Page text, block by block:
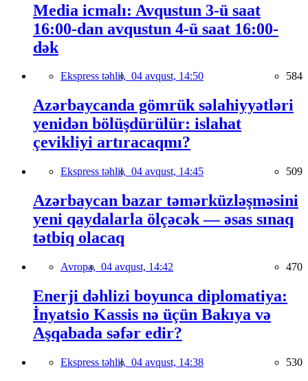
Media icmalı: Avqustun 3-ü saat
16:00-dan avqustun 4-ü saat 16:00-
dək
Ekspress təhlil, 04 avqust, 14:50 584
Azərbaycanda gömrük səlahiyyətləri
yenidən bölüşdürülür: islahat
çevikliyi artıracaqmı?
Ekspress təhlil, 04 avqust, 14:45 509
Azərbaycan bazar təmərküzləşməsini
yeni qaydalarla ölçəcək — əsas sınaq
tətbiq olacaq
Avropa, 04 avqust, 14:42 470
Enerji dəhlizi boyunca diplomatiya:
İnyatsio Kassis nə üçün Bakıya və
Aşqabada səfər edir?
Ekspress təhlil, 04 avqust, 14:38 530